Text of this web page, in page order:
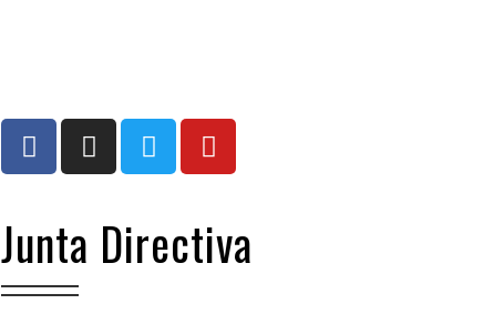
Junta Directiva